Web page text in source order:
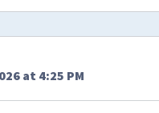
at 4:25 PM